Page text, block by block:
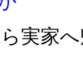
実家